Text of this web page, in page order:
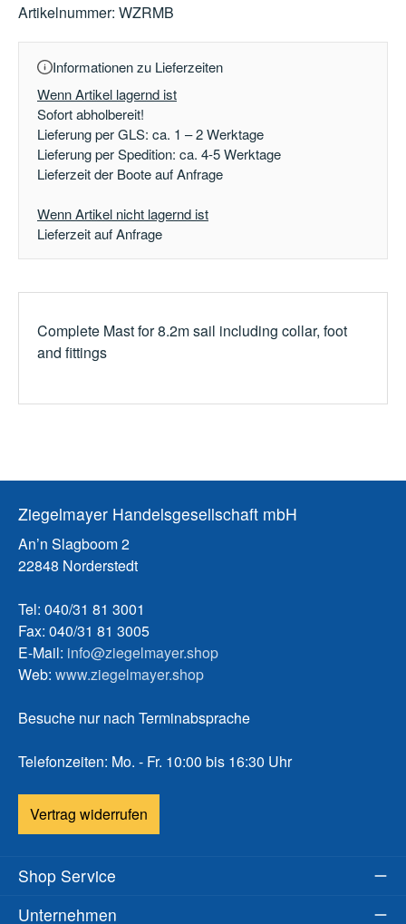
Artikelnummer: WZRMB
Informationen zu Lieferzeiten
Wenn Artikel lagernd ist
Sofort abholbereit!
Lieferung per GLS: ca. 1 – 2 Werktage
Lieferung per Spedition: ca. 4-5 Werktage
Lieferzeit der Boote auf Anfrage
Wenn Artikel nicht lagernd ist
Lieferzeit auf Anfrage
Complete Mast for 8.2m sail including collar, foot
and fittings
Ziegelmayer Handelsgesellschaft mbH
An’n Slagboom 2
22848 Norderstedt
Tel: 040/31 81 3001
Fax: 040/31 81 3005
E-Mail: info@ziegelmayer.shop
Web: www.ziegelmayer.shop
Besuche nur nach Terminabsprache
Telefonzeiten: Mo. - Fr. 10:00 bis 16:30 Uhr
Vertrag widerrufen
Shop Service
Unternehmen